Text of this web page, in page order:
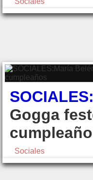
SOCIALES:
Gogga
Sociales